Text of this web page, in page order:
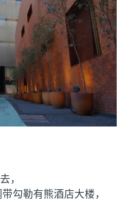
，
勾勒有熊酒店大楼，